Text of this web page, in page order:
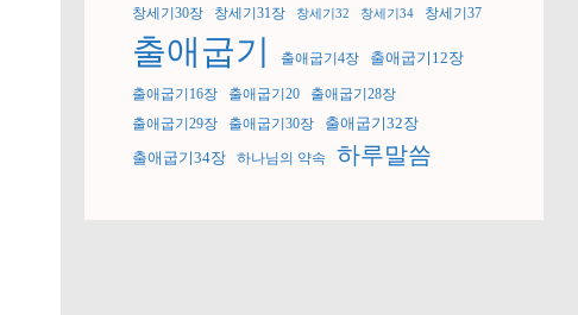
창세기30장 창세기31장 창세기32 창세기34 창세기37
출애굽기 출애굽기4장 출애굽기12장
출애굽기16장 출애굽기20
출애굽기28장
출애굽기29장
출애굽기30장 출애굽기32장
출애굽기34장 하나님의 약속 하루말씀